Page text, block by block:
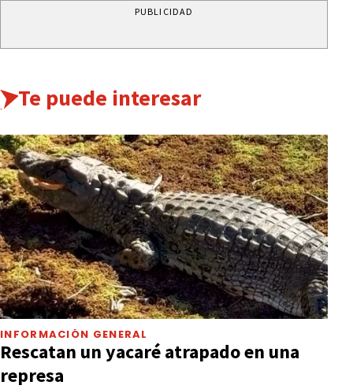
PUBLICIDAD
Te puede interesar
INFORMACIÓN GENERAL
Rescatan un yacaré atrapado en una
represa